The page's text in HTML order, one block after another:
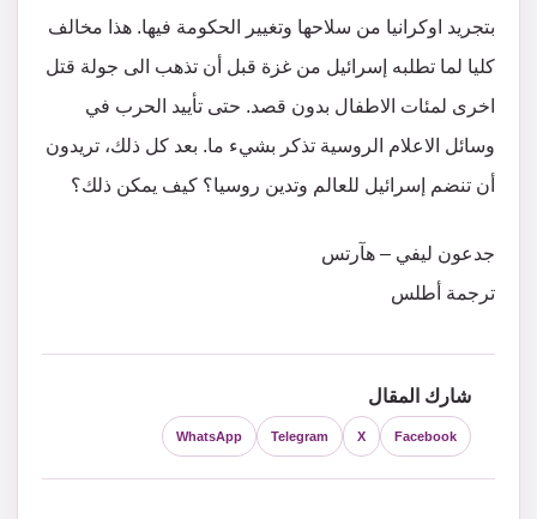
بتجريد اوكرانيا من سلاحها وتغيير الحكومة فيها. هذا مخالف
كليا لما تطلبه إسرائيل من غزة قبل أن تذهب الى جولة قتل
اخرى لمئات الاطفال بدون قصد. حتى تأييد الحرب في
وسائل الاعلام الروسية تذكر بشيء ما. بعد كل ذلك، تريدون
أن تنضم إسرائيل للعالم وتدين روسيا؟ كيف يمكن ذلك؟
جدعون ليفي – هآرتس
ترجمة أطلس
شارك المقال
Facebook
X
Telegram
WhatsApp